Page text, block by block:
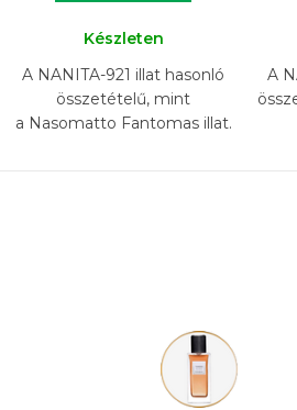
Készleten
A NANITA-921 illat hasonló
összetételű, mint
a Nasomatto Fantomas illat.
A